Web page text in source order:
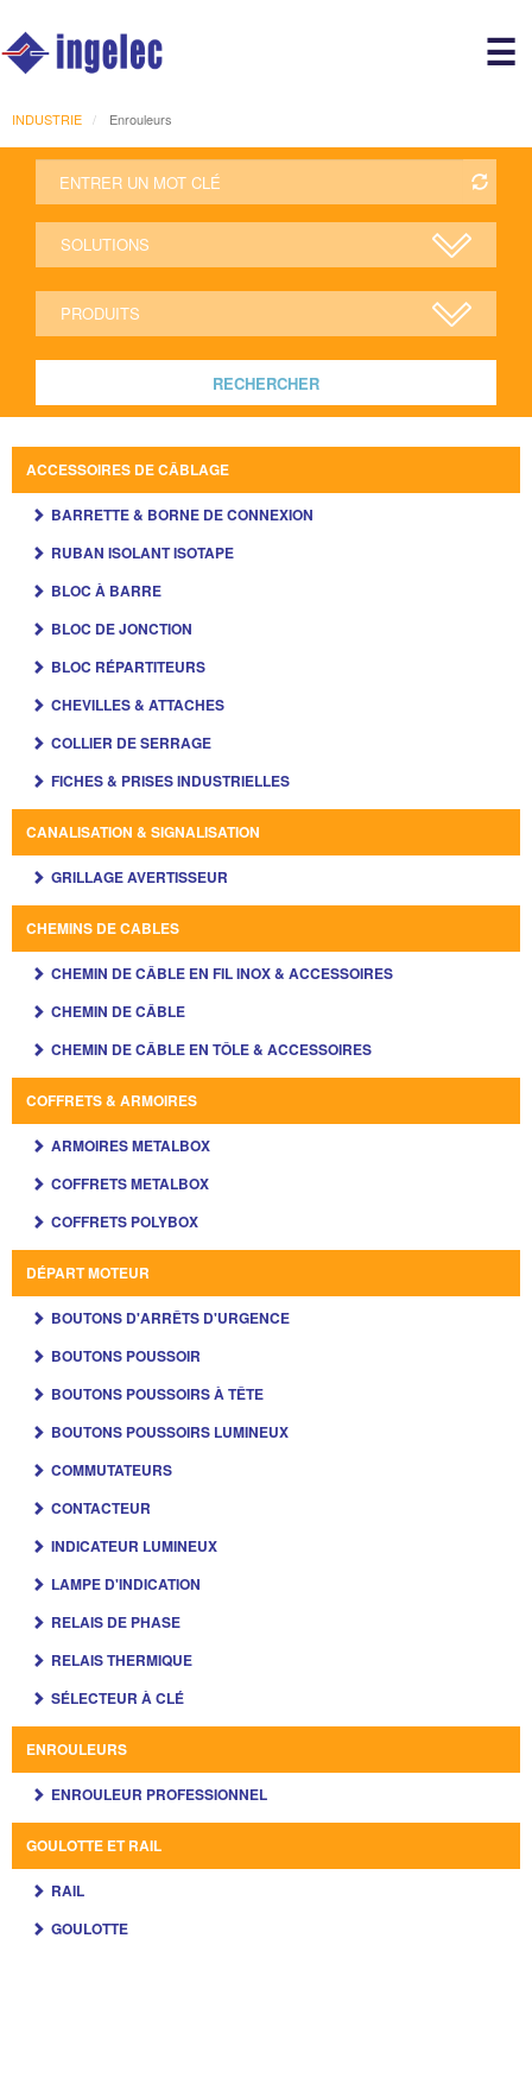
☰
INDUSTRIE Enrouleurs
RECHERCHER
ACCESSOIRES DE CÂBLAGE
BARRETTE & BORNE DE CONNEXION
RUBAN ISOLANT ISOTAPE
BLOC À BARRE
BLOC DE JONCTION
BLOC RÉPARTITEURS
CHEVILLES & ATTACHES
COLLIER DE SERRAGE
FICHES & PRISES INDUSTRIELLES
CANALISATION & SIGNALISATION
GRILLAGE AVERTISSEUR
CHEMINS DE CABLES
CHEMIN DE CÂBLE EN FIL INOX & ACCESSOIRES
CHEMIN DE CÂBLE
CHEMIN DE CÂBLE EN TÔLE & ACCESSOIRES
COFFRETS & ARMOIRES
ARMOIRES METALBOX
COFFRETS METALBOX
COFFRETS POLYBOX
DÉPART MOTEUR
BOUTONS D'ARRÊTS D'URGENCE
BOUTONS POUSSOIR
BOUTONS POUSSOIRS À TÊTE
BOUTONS POUSSOIRS LUMINEUX
COMMUTATEURS
CONTACTEUR
INDICATEUR LUMINEUX
LAMPE D'INDICATION
RELAIS DE PHASE
RELAIS THERMIQUE
SÉLECTEUR À CLÉ
ENROULEURS
ENROULEUR PROFESSIONNEL
GOULOTTE ET RAIL
RAIL
GOULOTTE